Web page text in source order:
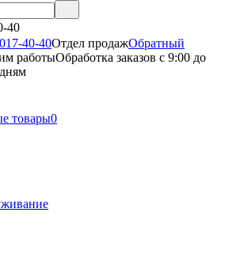
40
40-40Отдел продажОбратный
работыОбработка заказов с 9:00 до
товары0